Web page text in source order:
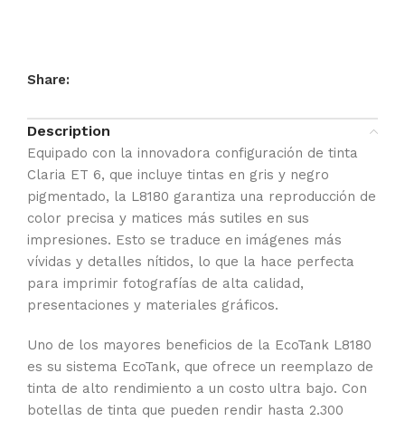
Share:
Description
Equipado con la innovadora configuración de tinta
Claria ET 6, que incluye tintas en gris y negro
pigmentado, la L8180 garantiza una reproducción de
color precisa y matices más sutiles en sus
impresiones. Esto se traduce en imágenes más
vívidas y detalles nítidos, lo que la hace perfecta
para imprimir fotografías de alta calidad,
presentaciones y materiales gráficos.
Uno de los mayores beneficios de la EcoTank L8180
es su sistema EcoTank, que ofrece un reemplazo de
tinta de alto rendimiento a un costo ultra bajo. Con
botellas de tinta que pueden rendir hasta 2.300